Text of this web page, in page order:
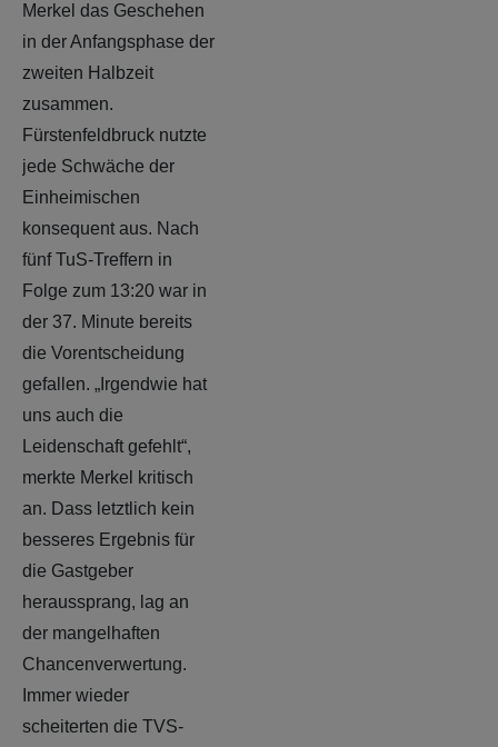
Merkel das Geschehen
in der Anfangsphase der
zweiten Halbzeit
zusammen.
Fürstenfeldbruck nutzte
jede Schwäche der
Einheimischen
konsequent aus. Nach
fünf TuS-Treffern in
Folge zum 13:20 war in
der 37. Minute bereits
die Vorentscheidung
gefallen. „Irgendwie hat
uns auch die
Leidenschaft gefehlt“,
merkte Merkel kritisch
an. Dass letztlich kein
besseres Ergebnis für
die Gastgeber
heraussprang, lag an
der mangelhaften
Chancenverwertung.
Immer wieder
scheiterten die TVS-